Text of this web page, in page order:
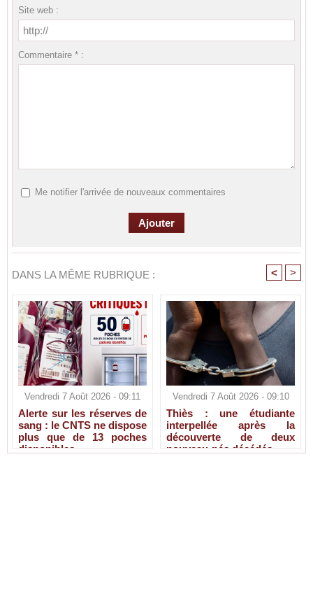
Site web :
Commentaire * :
Me notifier l'arrivée de nouveaux commentaires
DANS LA MÊME RUBRIQUE : < >
Vendredi 7 Août 2026 - 09:11
Alerte sur les réserves de
sang : le CNTS ne dispose
plus que de 13 poches
disponibles
Vendredi 7 Août 2026 - 09:10
Thiès : une étudiante
interpellée après la
découverte de deux
nouveau-nés décédés